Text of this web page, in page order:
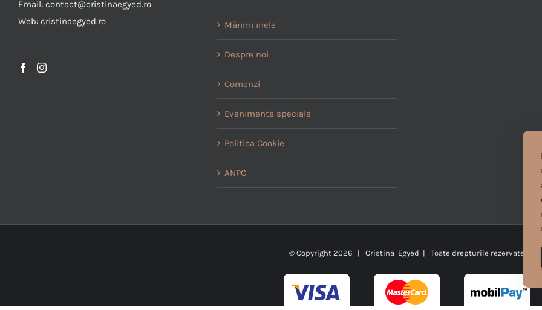
Email: contact@cristinaegyed.ro
Web: cristinaegyed.ro
Mărimi inele
Despre noi
Comenzi
Evenimente speciale
Politica Cookie
ANPC
© Copyright 2026 | Cristina Egyed | Toate drepturile rezervate